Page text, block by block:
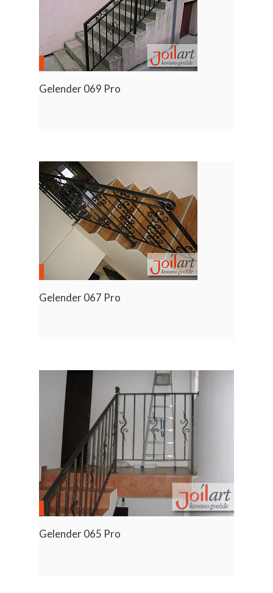
Gelender 069 Pro
Gelender 067 Pro
Gelender 065 Pro